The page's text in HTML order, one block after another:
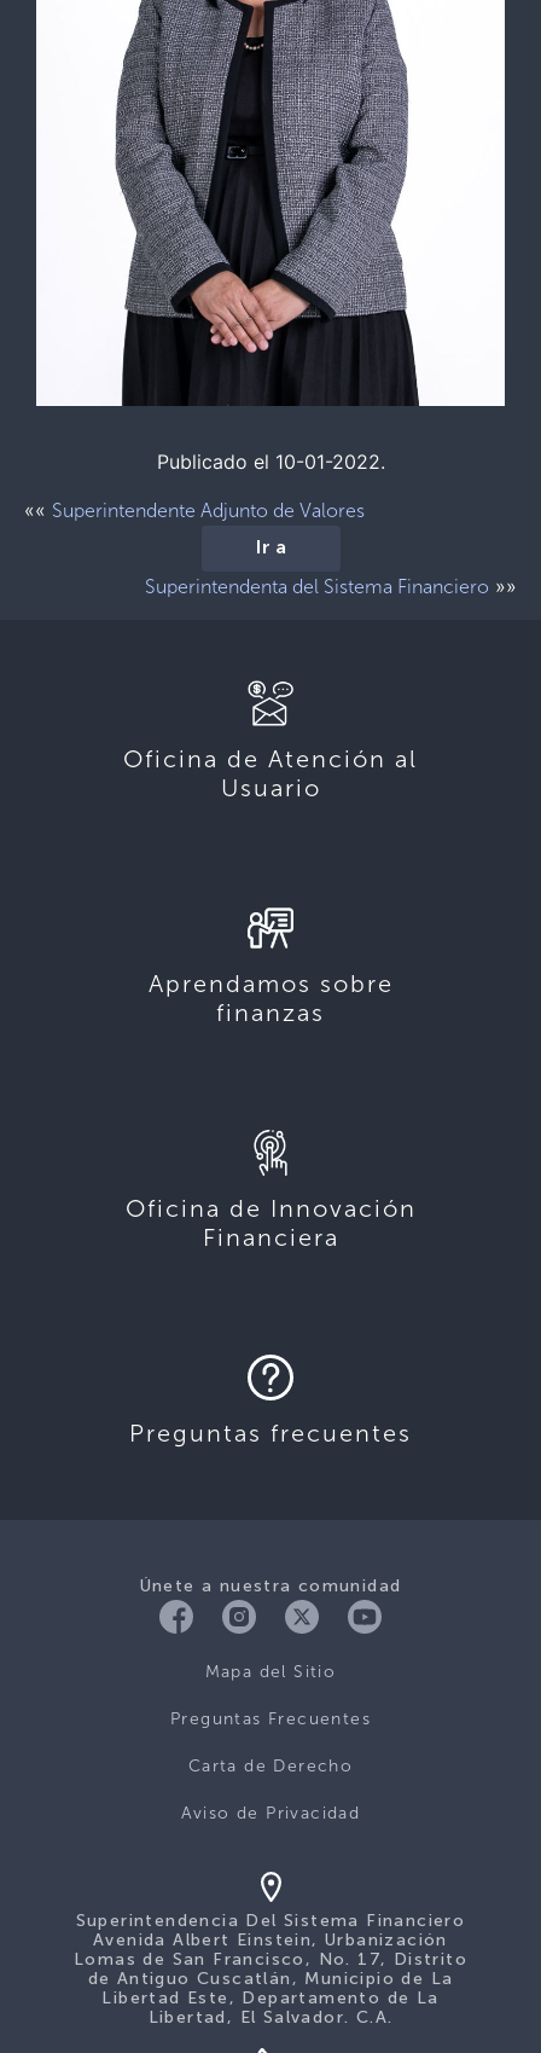
Publicado el 10-01-2022.
«« Superintendente Adjunto de Valores
Ir a
Superintendenta del Sistema Financiero »»
Oficina de Atención al
Usuario
Aprendamos sobre
finanzas
Oficina de Innovación
Financiera
Preguntas frecuentes
Únete a nuestra comunidad
Mapa del Sitio
Preguntas Frecuentes
Carta de Derecho
Aviso de Privacidad
Superintendencia Del Sistema Financiero
Avenida Albert Einstein, Urbanización
Lomas de San Francisco, No. 17, Distrito
de Antiguo Cuscatlán, Municipio de La
Libertad Este, Departamento de La
Libertad, El Salvador. C.A.